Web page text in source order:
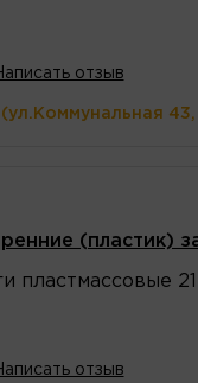
отзыв
(ул.Коммунальная
(пластик)
пластмассовые
отзыв